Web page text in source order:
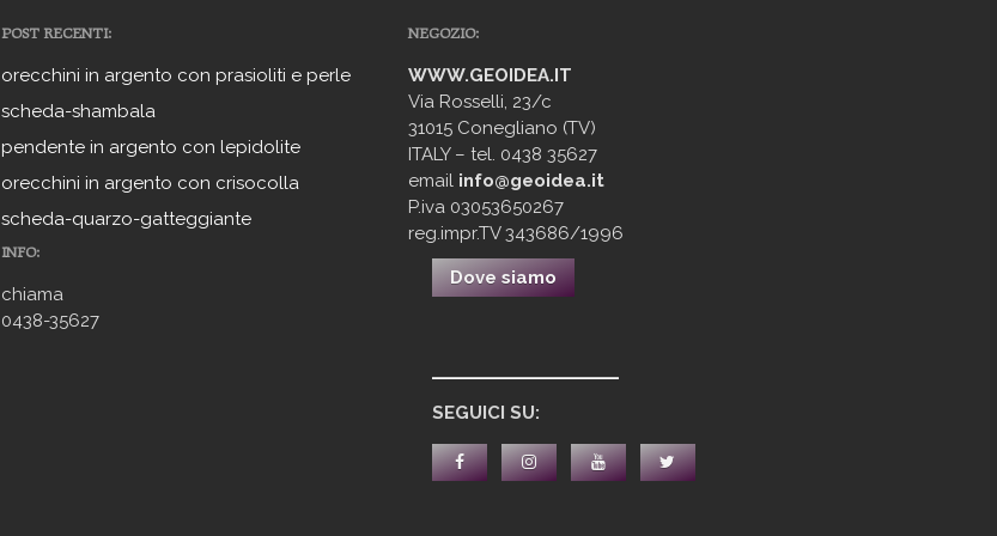
POST RECENTI:
orecchini in argento con prasioliti e perle
scheda-shambala
pendente in argento con lepidolite
orecchini in argento con crisocolla
scheda-quarzo-gatteggiante
INFO:
chiama
0438-35627
NEGOZIO:
WWW.GEOIDEA.IT
Via Rosselli, 23/c
31015 Conegliano (TV)
ITALY – tel. 0438 35627
email info@geoidea.it
P.iva 03053650267
reg.impr.TV 343686/1996
Dove siamo
SEGUICI SU: